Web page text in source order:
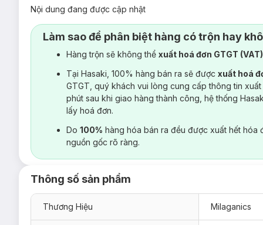
Nội dung đang được cập nhật
Làm sao để phân biệt hàng có trộn hay
Hàng trộn sẽ không thể xuất hoá đơn GTGT
Tại Hasaki, 100% hàng bán ra sẽ được xuất hoá
GTGT, quý khách vui lòng cung cấp thông tin
phút sau khi giao hàng thành công, hệ thống
lấy hoá đơn.
Do 100% hàng hóa bán ra đều được xuất hết hóa
nguồn gốc rõ ràng.
Thông số sản phẩm
Thương Hiệu Milaganics